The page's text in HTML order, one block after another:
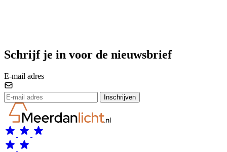
Schrijf je in voor de nieuwsbrief
E-mail adres
Inschrijven